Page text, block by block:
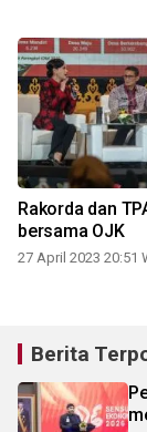
Rakorda dan
bersama OJK
27 April 2023 20:51
Berita